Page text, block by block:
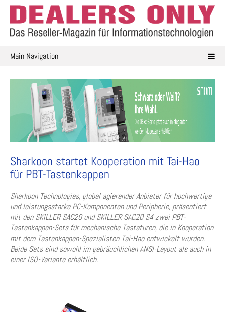
Skip
content
Main Navigation
Sharkoon startet Kooperation mit Tai-Hao
für PBT-Tastenkappen
Sharkoon Technologies, global agierender Anbieter für hochwertige
und leistungsstarke PC-Komponenten und Peripherie, präsentiert
mit den SKILLER SAC20 und SKILLER SAC20 S4 zwei PBT-
Tastenkappen-Sets für mechanische Tastaturen, die in Kooperation
mit dem Tastenkappen-Spezialisten Tai-Hao entwickelt wurden.
Beide Sets sind sowohl im gebräuchlichen ANSI-Layout als auch in
einer ISO-Variante erhältlich.